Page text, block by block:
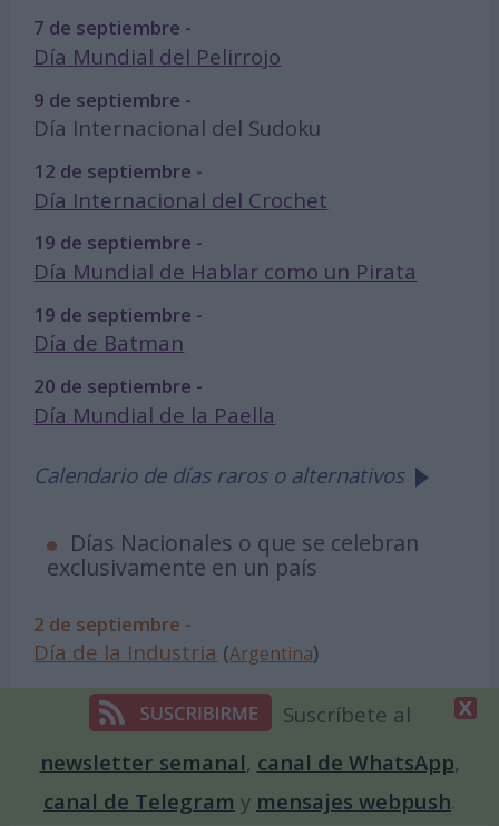
7 de septiembre -
Día Mundial del Pelirrojo
9 de septiembre -
Día Internacional del Sudoku
12 de septiembre -
Día Internacional del Crochet
19 de septiembre -
Día Mundial de Hablar como un Pirata
19 de septiembre -
Día de Batman
20 de septiembre -
Día Mundial de la Paella
Calendario de días raros o alternativos
Días Nacionales o que se celebran
exclusivamente en un país
2 de septiembre -
Día de la Industria (Argentina)
8 de septiembre -
Día del Cooperante(España)
11 de septiembre -
Día de los Patriotas(Estados Unidos)
Suscríbete al
newsletter semanal, canal de WhatsApp,
canal de Telegram y mensajes webpush.